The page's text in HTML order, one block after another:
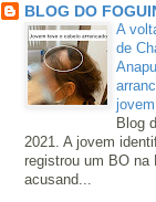
BLOG DO
A
de
Blog
2021. A jovem
registrou um BO na
acusand...